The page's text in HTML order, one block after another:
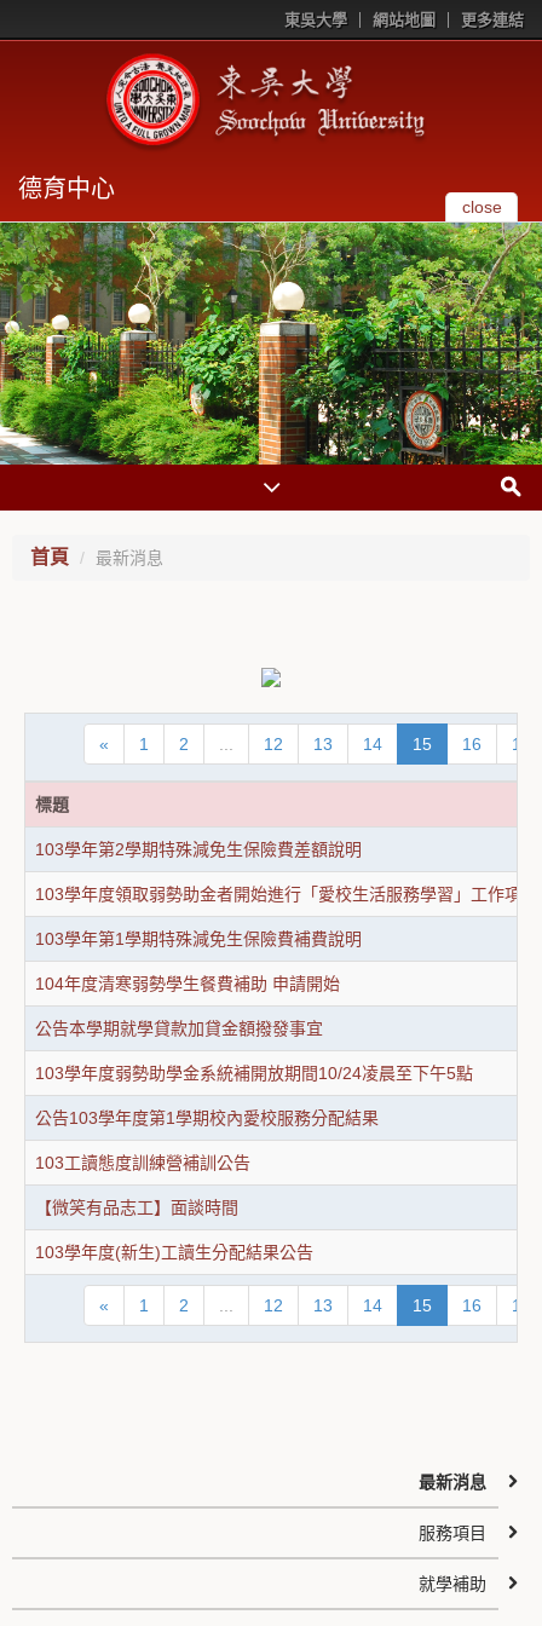
東吳大學 網站地圖 更多連結
德育中心
close
首頁 最新消息
« 1 2 12 13 14 15 16 17
標題
103學年第2學期特殊減免生保險費差額說明
103學年度領取弱勢助金者開始進行「愛校生活服務學習」工作項
103學年第1學期特殊減免生保險費補費說明
104年度清寒弱勢學生餐費補助 申請開始
公告本學期就學貸款加貸金額撥發事宜
103學年度弱勢助學金系統補開放期間10/24凌晨至下午5點
公告103學年度第1學期校內愛校服務分配結果
103工讀態度訓練營補訓公告
【微笑有品志工】面談時間
103學年度(新生)工讀生分配結果公告
« 1 2 12 13 14 15 16 17
最新消息
服務項目
就學補助